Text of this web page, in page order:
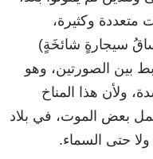
متعددة وكثيرة،
سيجارةٍ شائخَةٍ)
بين الصورتين، وهو
ولأن هذا المناخ
بعض الموت، في بلاد
ولا حتى السماء.